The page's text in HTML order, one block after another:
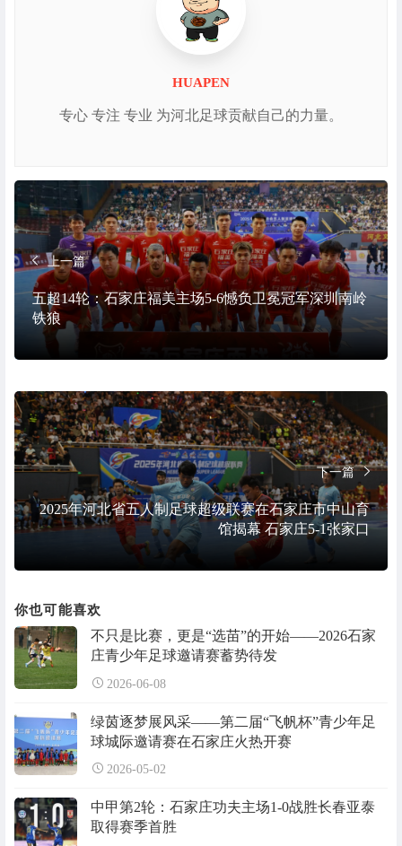
HUAPEN
专心 专注 专业 为河北足球贡献自己的力量。
上一篇
五超14轮：石家庄福美主场5-6憾负卫冕冠军深圳南岭
铁狼
下一篇
2025年河北省五人制足球超级联赛在石家庄市中山育
馆揭幕 石家庄5-1张家口
你也可能喜欢
不只是比赛，更是“选苗”的开始——2026石家
庄青少年足球邀请赛蓄势待发
2026-06-08
绿茵逐梦展风采——第二届“飞帆杯”青少年足
球城际邀请赛在石家庄火热开赛
2026-05-02
中甲第2轮：石家庄功夫主场1-0战胜长春亚泰
取得赛季首胜